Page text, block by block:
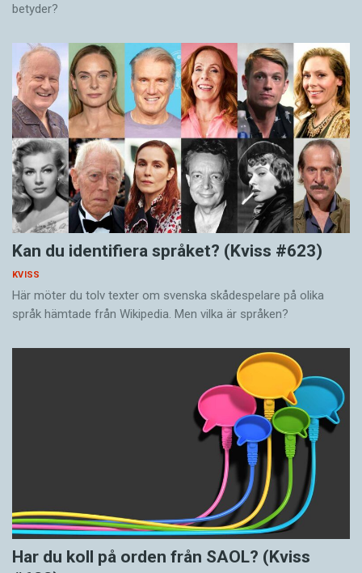
betyder?
Kan du identifiera språket? (Kviss #623)
KVISS
Här möter du tolv texter om svenska skådespelare på olika
språk hämtade från Wikipedia. Men vilka är språken?
Har du koll på orden från SAOL? (Kviss